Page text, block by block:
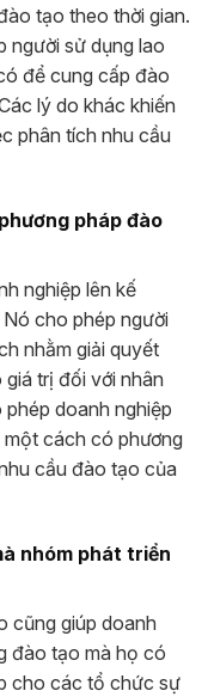
tạo theo thời gian.
người sử dụng lao
để cung cấp đào
lý do khác khiến
phân tích nhu cầu
pháp đào
nghiệp lên kế
cho phép người
nhằm giải quyết
trị đối với nhân
doanh nghiệp
cách có phương
cầu đào tạo của
nhóm phát triển
cũng giúp doanh
đào tạo mà họ có
cho các tổ chức sự